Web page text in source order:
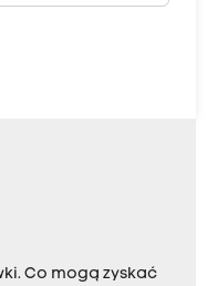
Co mogą zyskać